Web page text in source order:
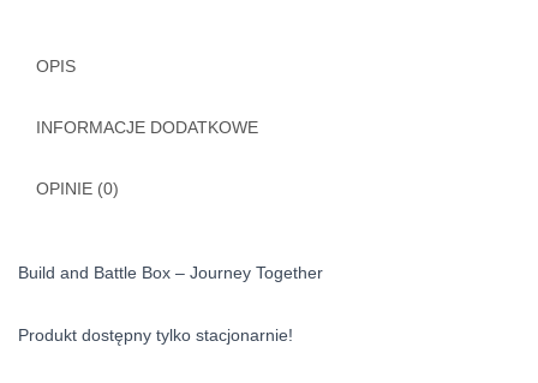
OPIS
INFORMACJE DODATKOWE
OPINIE (0)
Build and Battle Box – Journey Together
Produkt dostępny tylko stacjonarnie!